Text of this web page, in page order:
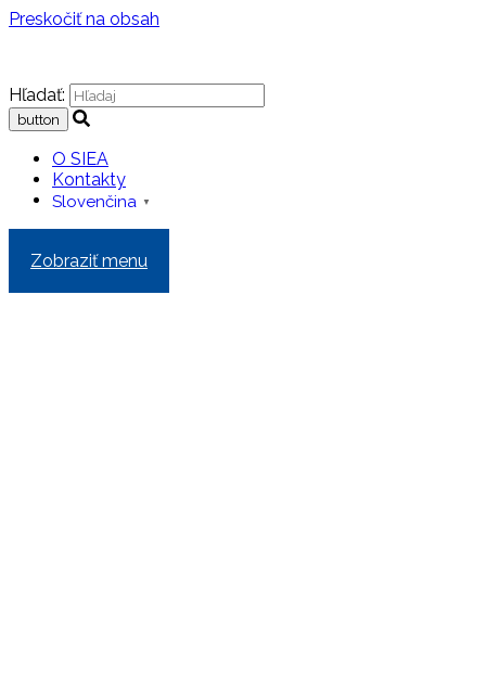
Preskočiť na obsah
Hľadať:
O SIEA
Kontakty
Slovenčina ▼
Zobraziť menu